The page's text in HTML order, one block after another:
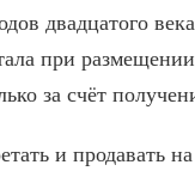
двадцатого
при
за счёт
и продавать